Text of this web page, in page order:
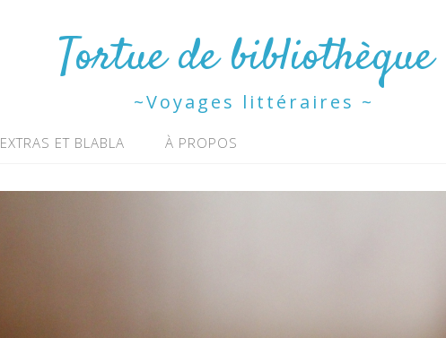
Tortue de bibliothèque
~Voyages littéraires ~
EXTRAS ET BLABLA À PROPOS